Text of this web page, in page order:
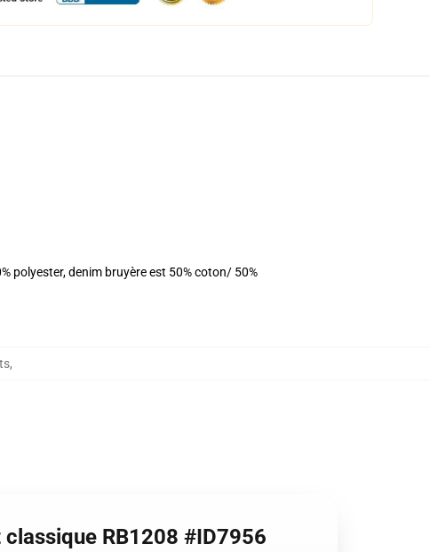
polyester, denim bruyère est 50% coton/ 50%
,
RB1208 #ID7956